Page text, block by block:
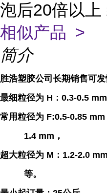
泡后20倍以上
相似产品 >
简介
胜浩塑胶公司 长期销售可
最细粒径为 H ： 0.3-0.5 mm
常用粒径为 F:0.5-0.85 mm
1.4 mm，
超大粒径为 M ： 1.2-2.0
等。